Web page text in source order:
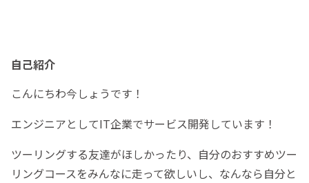
自己紹介
こんにちわ今しょうです！
エンジニアとしてIT企業でサービス開発しています！
ツーリングする友達がほしかったり、自分のおすすめツー
リングコースをみんなに走って欲しいし、なんなら自分と